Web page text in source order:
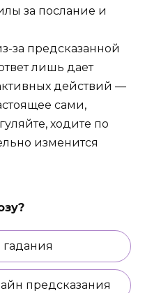
за послание и
за предсказанной
лишь дает
действий —
сами,
ходите по
изменится
предсказания